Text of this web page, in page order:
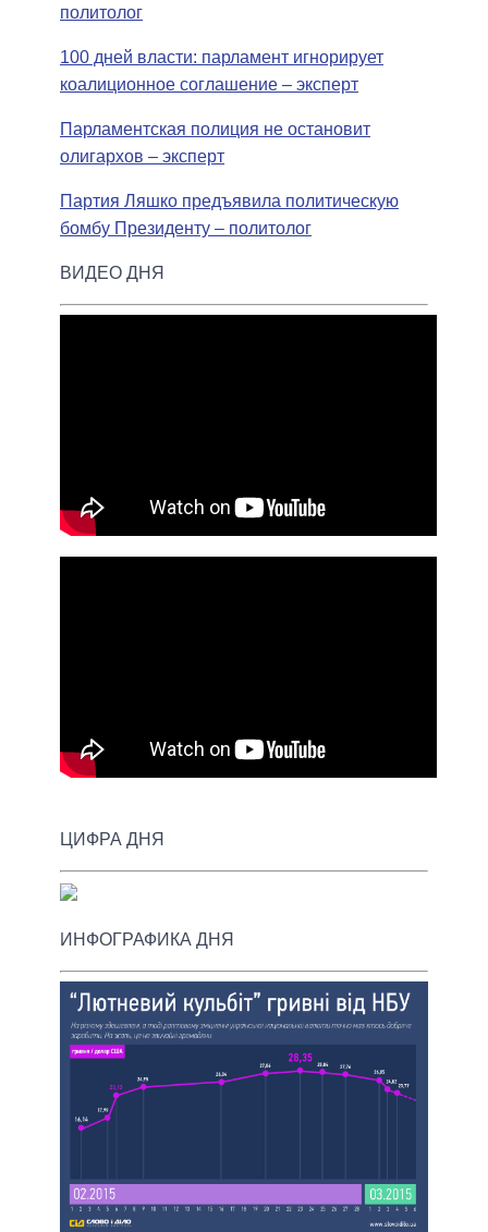
политолог
100 дней власти: парламент игнорирует
коалиционное соглашение – эксперт
Парламентская полиция не остановит
олигархов – эксперт
Партия Ляшко предъявила политическую
бомбу Президенту – политолог
ВИДЕО ДНЯ
ЦИФРА ДНЯ
ИНФОГРАФИКА ДНЯ